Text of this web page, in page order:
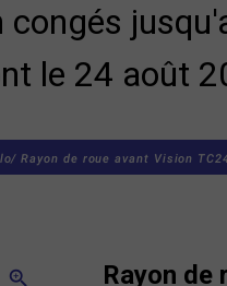
le 24 août
Rayon de roue avant Vision
zoom_in
Rayon de